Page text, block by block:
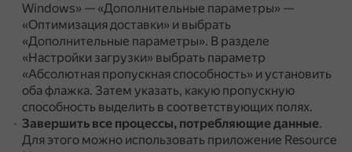
Windows» — «Дополнительные параметры» —
«Оптимизация доставки» и выбрать
«Дополнительные параметры». В разделе
«Настройки загрузки» выбрать параметр
«Абсолютная пропускная способность» и установить
оба флажка. Затем указать, какую пропускную
способность выделить в соответствующих полях.
Завершить все процессы, потребляющие данные.
Для этого можно использовать приложение Resource